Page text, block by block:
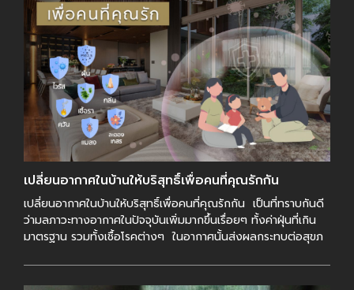
เปลี่ยนอากาศในบ้านให้บริสุทธิ์เพื่อคนที่คุณรักกัน
เปลี่ยนอากาศในบ้านให้บริสุทธิ์เพื่อคนที่คุณรักกัน เป็นที่ทราบกันดี
ว่ามลภาวะทางอากาศในปัจจุบันเพิ่มมากขึ้นเรื่อยๆ ทั้งค่าฝุ่นที่เกิน
มาตรฐาน รวมทั้งเชื้อโรคต่างๆ ในอากาศนั้นส่งผลกระทบต่อสุขภ